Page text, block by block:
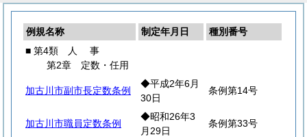
例規名称 制定年月日
種別番号
■ 第4類
人 事
第2章 定数・任用
加古川市副市長定数条例
◆平成2年6月
30日
条例第14号
加古川市職員定数条例
◆昭和26年3
月29日
条例第33号